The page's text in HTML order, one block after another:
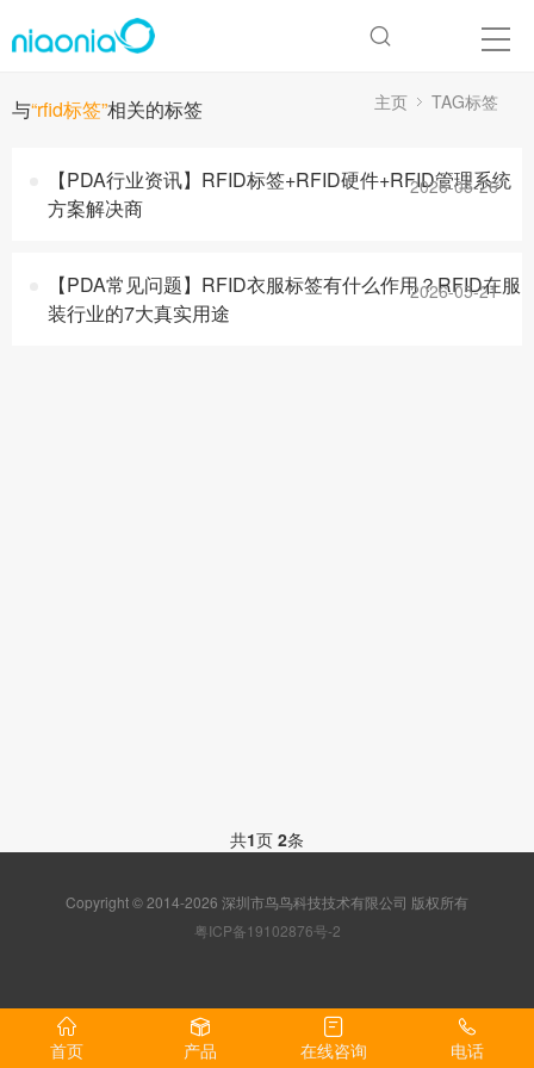
与“rfid标签”相关的标签 主页 TAG标签
【PDA行业资讯】RFID标签+RFID硬件+RFID管理系统
方案解决商
2026-05-26
【PDA常见问题】RFID衣服标签有什么作用？RFID在服
装行业的7大真实用途
2026-05-21
共1页 2条
Copyright © 2014-2026 深圳市鸟鸟科技技术有限公司 版权所有
粤ICP备19102876号-2
首页 产品 在线咨询 电话